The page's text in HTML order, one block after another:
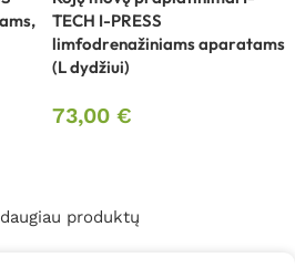
TECH I-PRESS
limfodrenažiniams aparatams
(L dydžiui)
73,00 €
produktų